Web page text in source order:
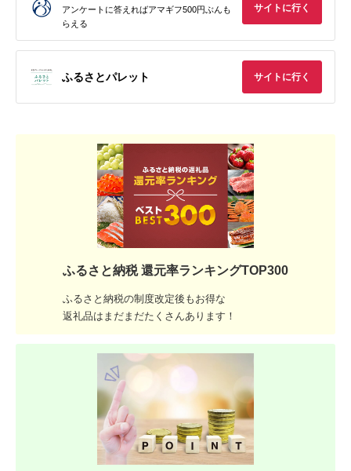
アンケートに答えればアマギフ500円ぶんも
らえる
サイトに行く
ふるさとパレット サイトに行く
ふるさと納税 還元率ランキングTOP300
ふるさと納税の制度改定後もお得な
返礼品はまだまだたくさんあります！